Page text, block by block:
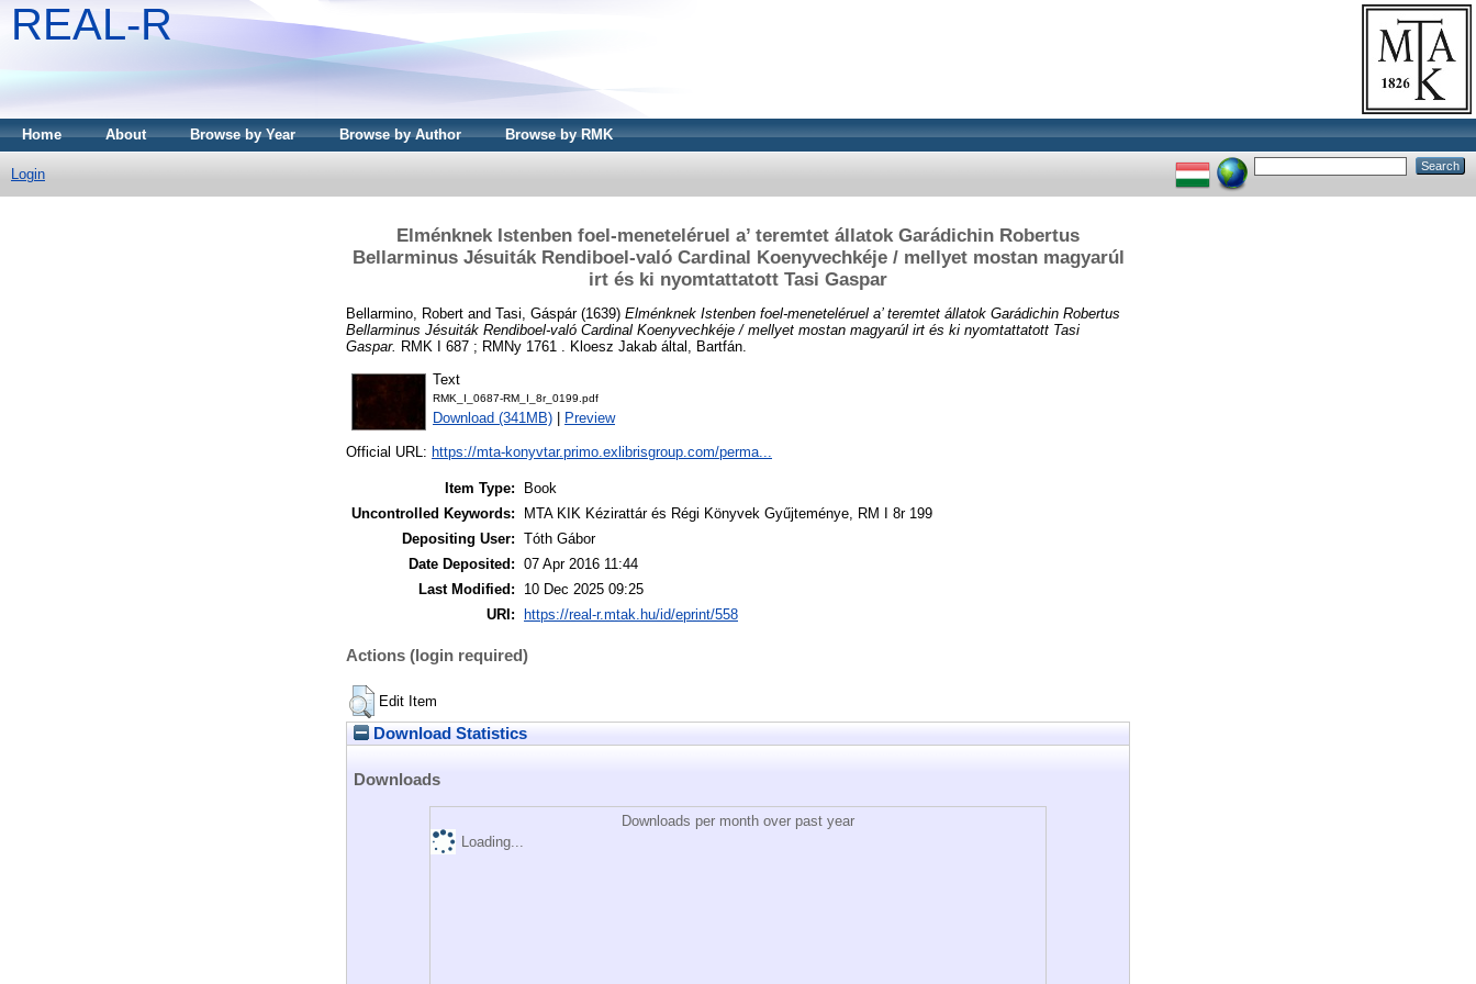
REAL-R
Home About Browse by Year Browse by Author Browse by RMK
Login
Elménknek Istenben foel-meneteléruel a’ teremtet állatok Garádichin Robertus
Bellarminus Jésuiták Rendiboel-való Cardinal Koenyvechkéje / mellyet mostan magyarúl
irt és ki nyomtattatott Tasi Gaspar
Bellarmino, Robert and Tasi, Gáspár(1639) Elménknek Istenben foel-meneteléruel a’ teremtet állatok Garádichin Robertus
Bellarminus Jésuiták Rendiboel-való Cardinal Koenyvechkéje / mellyet mostan magyarúl irt és ki nyomtattatott Tasi
Gaspar. RMK I 687 ; RMNy 1761 . Kloesz Jakab által, Bartfán.
Text
RMK_I_0687-RM_I_8r_0199.pdf
Download (341MB) Preview
Official URL: https://mta-konyvtar.primo.exlibrisgroup.com/perma...
Item Type:
Book
Uncontrolled Keywords:
MTA KIK Kézirattár és Régi Könyvek Gyűjteménye, RM I 8r 199
Depositing User: Tóth Gábor
Date Deposited: 07 Apr 2016 11:44
Last Modified:
10 Dec 2025 09:25
URI:
https://real-r.mtak.hu/id/eprint/558
Actions (login required)
Edit Item
Download Statistics
Downloads
Downloads per month over past year
Loading...